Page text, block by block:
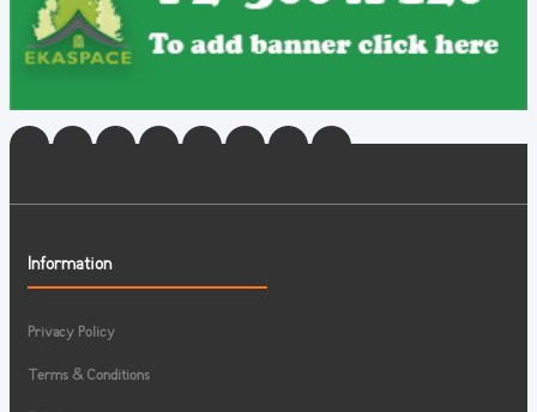
Information
Privacy Policy
Terms & Conditions